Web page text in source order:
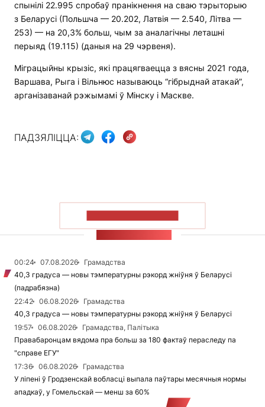
спынілі 22.995 спробаў пранікнення на сваю тэрыторыю
з Беларусі (Польшча — 20.202, Латвія — 2.540, Літва —
253) — на 20,3% больш, чым за аналагічны леташні
перыяд (19.115) (даныя на 29 чэрвеня).
Міграцыйны крызіс, які працягваецца з вясны 2021 года,
Варшава, Рыга і Вільнюс называюць “гібрыднай атакай”,
арганізаванай рэжымамі ў Мінску і Маскве.
ПАДЗЯЛІЦЦА:
00:24 07.08.2026
Грамадства
40,3 градуса — новы тэмпературны рэкорд жніўня ў Беларусі
(падрабязна)
22:42
06.08.2026
Грамадства
40,3 градуса — новы тэмпературны рэкорд жніўня ў Беларусі
19:57
06.08.2026
Грамадства, Палітыка
Правабаронцам вядома пра больш за 180 фактаў пераследу па
"справе ЕГУ"
17:36
06.08.2026
Грамадства
У ліпені ў Гродзенскай вобласці выпала паўтары месячныя нормы
ападкаў, у Гомельскай — менш за 60%